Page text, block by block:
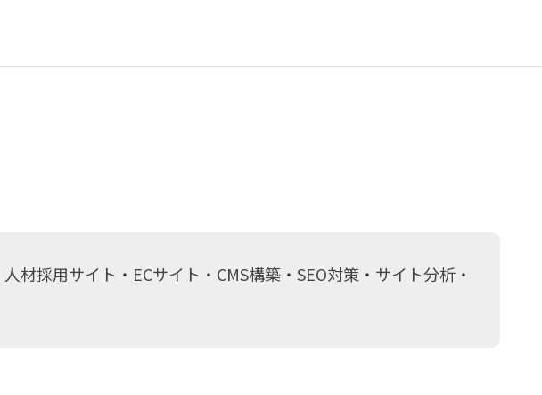
採用サイト・ECサイト・CMS構築・SEO対策・サイト分析・